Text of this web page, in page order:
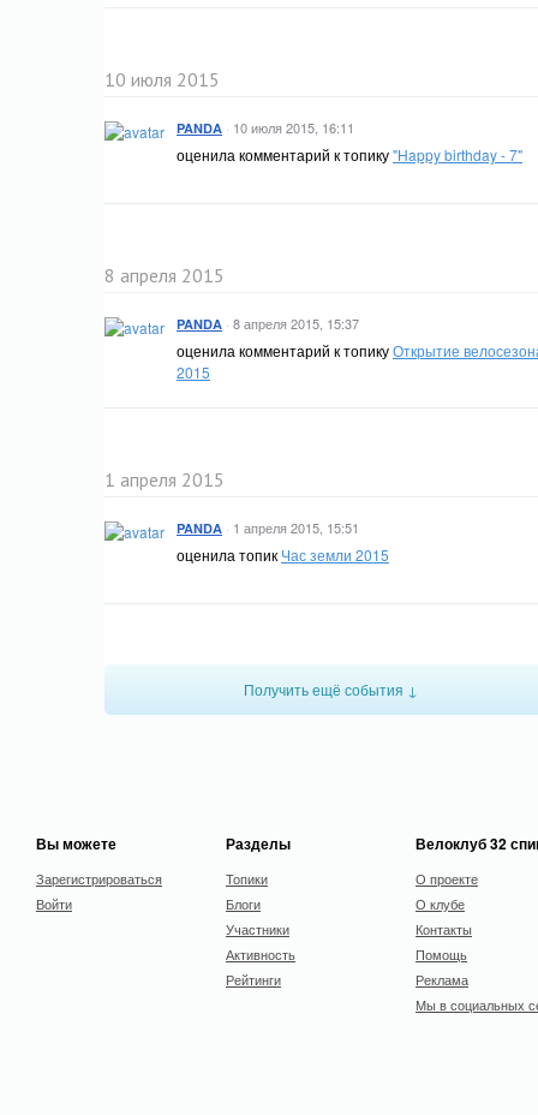
10 июля 2015
PANDA · 10 июля 2015, 16:11
оценила комментарий к топику"Happy birthday - 7"
8 апреля 2015
PANDA · 8 апреля 2015, 15:37
оценила комментарий к топикуОткрытие
2015
1 апреля 2015
PANDA · 1 апреля 2015, 15:51
оценила топик Час земли 2015
Получить ещё события ↓
Вы можете
Зарегистрироваться
Войти
Разделы
Топики
Блоги
Участники
Активность
Рейтинги
Велоклуб 32
О проекте
О клубе
Контакты
Помощь
Реклама
Мы в социальных